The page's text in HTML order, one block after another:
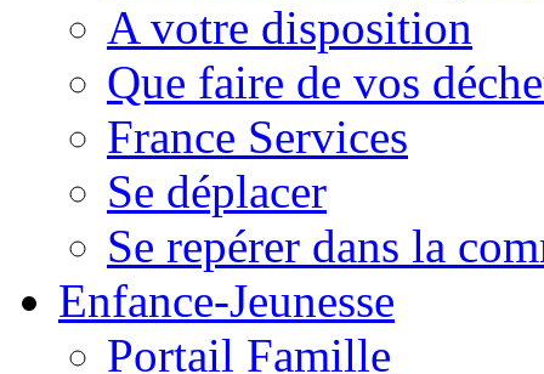
A votre disposition
Que faire de vos
France Services
Se déplacer
Se repérer dans la
Enfance-Jeunesse
Portail Famille